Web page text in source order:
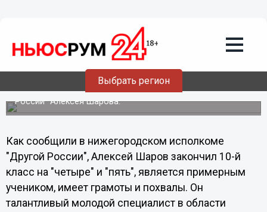
Выбрать регион
нижегородского школьника,
сочувствующего оппозиции
По информации нижегородского отделения "Другой
России" вчера к директору школы №48 Анне Савенковой
пришло двое сотрудников ФСБ. Они предложили найти
повод для исключения из школы сторонника "Другой
России" Алексея Шарова.
Как сообщили в нижегородском исполкоме
"Другой России", Алексей Шаров закончил 10-й
класс на "четыре" и "пять", является примерным
учеником, имеет грамоты и похвалы. Он
талантливый молодой специалист в области